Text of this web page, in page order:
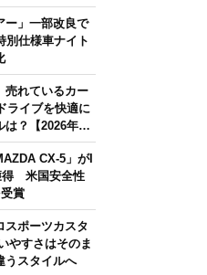
ー」一部改良で
仕様車ナイト
売れているカー
ライブを快適に
は？【2026年6
CX-5」がI
得 米国安全性
賞
スポーツカスタ
やすさはそのま
うスタイルへ